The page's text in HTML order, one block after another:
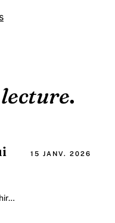
lecture.
15 JANV. 2026